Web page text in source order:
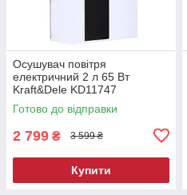
Осушувач повітря
електричний 2 л 65 Вт
Kraft&Dele KD11747
побутовий вологопоглинач
Готово до відправки
2 799 ₴ 3 599 ₴
Купити